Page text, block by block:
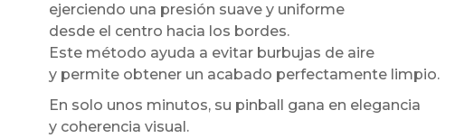
ejerciendo una presión suave y uniforme
desde el centro hacia los bordes.
Este método ayuda a evitar burbujas de aire
y permite obtener un acabado perfectamente limpio.
En solo unos minutos, su pinball gana en elegancia
y coherencia visual.